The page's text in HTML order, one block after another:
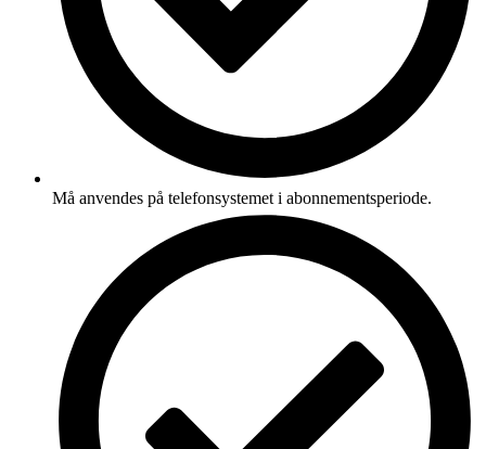
Må anvendes på telefonsystemet i abonnementsperiode.